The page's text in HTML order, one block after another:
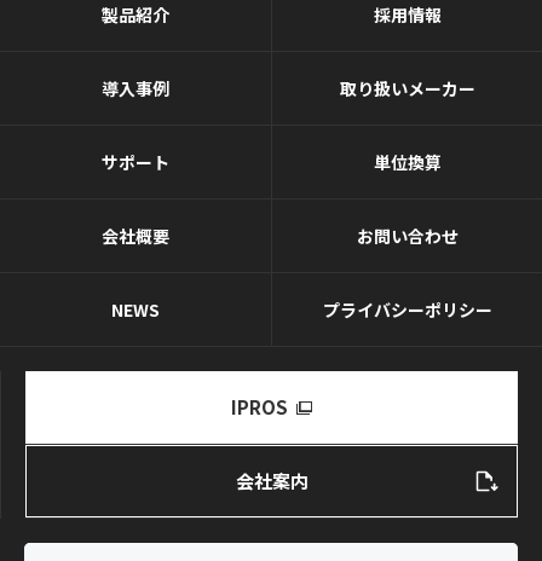
製品紹介
導入事例
サポート
会社概要
NEWS
採用情報
取り扱いメーカー
単位換算
お問い合わせ
プライバシーポリシー
会社案内
IPROS